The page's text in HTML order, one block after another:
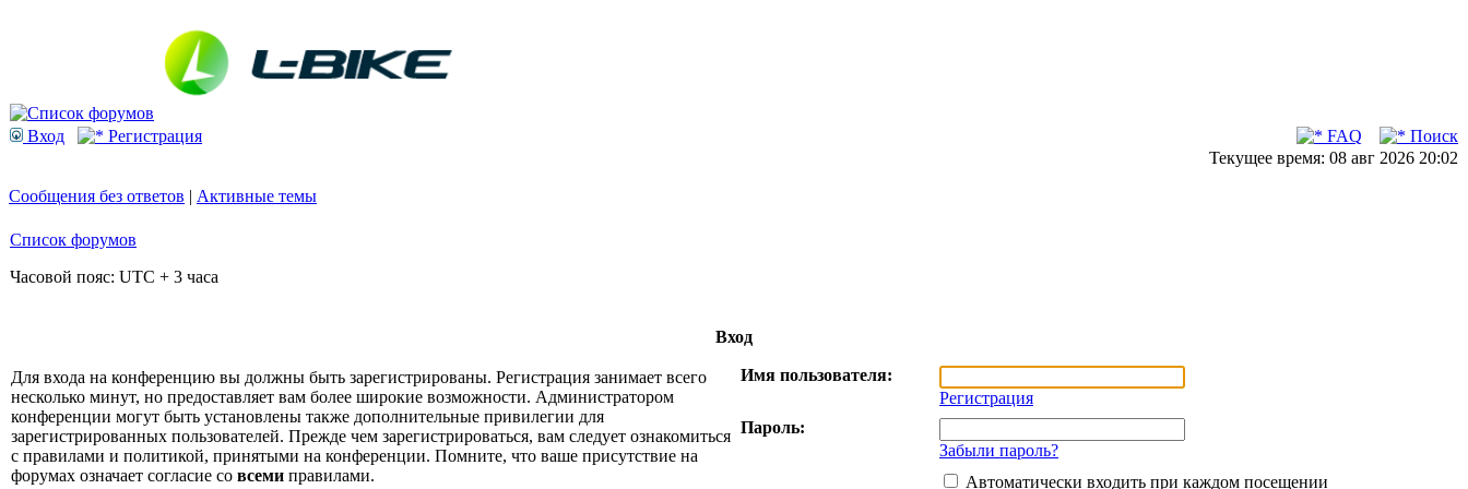
Вход Регистрация FAQ
Поиск
Текущее время: 08 авг 2026 20:02
Сообщения без ответов | Активные темы
Список форумов
Часовой пояс: UTC + 3 часа
Вход
Для входа на конференцию вы должны быть зарегистрированы. Регистрация занимает всего
несколько минут, но предоставляет вам более широкие возможности. Администратором
конференции могут быть установлены также дополнительные привилегии для
зарегистрированных пользователей. Прежде чем зарегистрироваться, вам следует ознакомиться
с правилами и политикой, принятыми на конференции. Помните, что ваше присутствие на
форумах означает согласие со всеми правилами.
Имя пользователя:
Регистрация
Пароль:
Забыли пароль?
Автоматически входить при каждом посещении